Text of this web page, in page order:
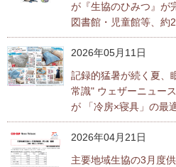
が『生協のひみつ』が
図書館・児童館等、約
2026年05月11日
記録的猛暑が続く夏、
常識" ウェザーニュー
が 「冷房×寝具」の最
2026年04月21日
主要地域生協の3月度